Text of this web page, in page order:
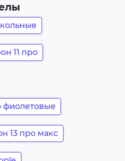
11 про
фиолетовые
13 про макс